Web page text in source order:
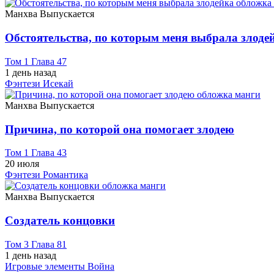
Манхва Выпускается
Обстоятельства, по которым меня выбрала
Том 1 Глава 47
1 день назад
Фэнтези Исекай
Манхва Выпускается
Причина, по которой она помогает злодею
Том 1 Глава 43
20 июля
Фэнтези Романтика
Манхва Выпускается
Создатель концовки
Том 3 Глава 81
1 день назад
Игровые элементы Война